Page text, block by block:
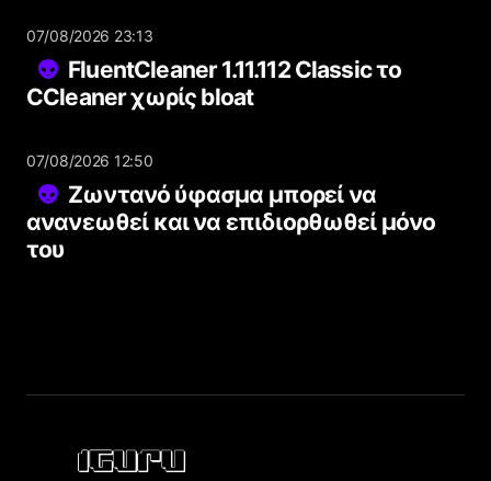
07/08/2026 23:13
FluentCleaner 1.11.112 Classic το
CCleaner χωρίς bloat
07/08/2026 12:50
Ζωντανό ύφασμα μπορεί να
ανανεωθεί και να επιδιορθωθεί μόνο
του